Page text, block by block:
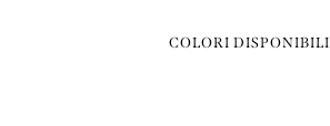
COLORI DISPONIBILI